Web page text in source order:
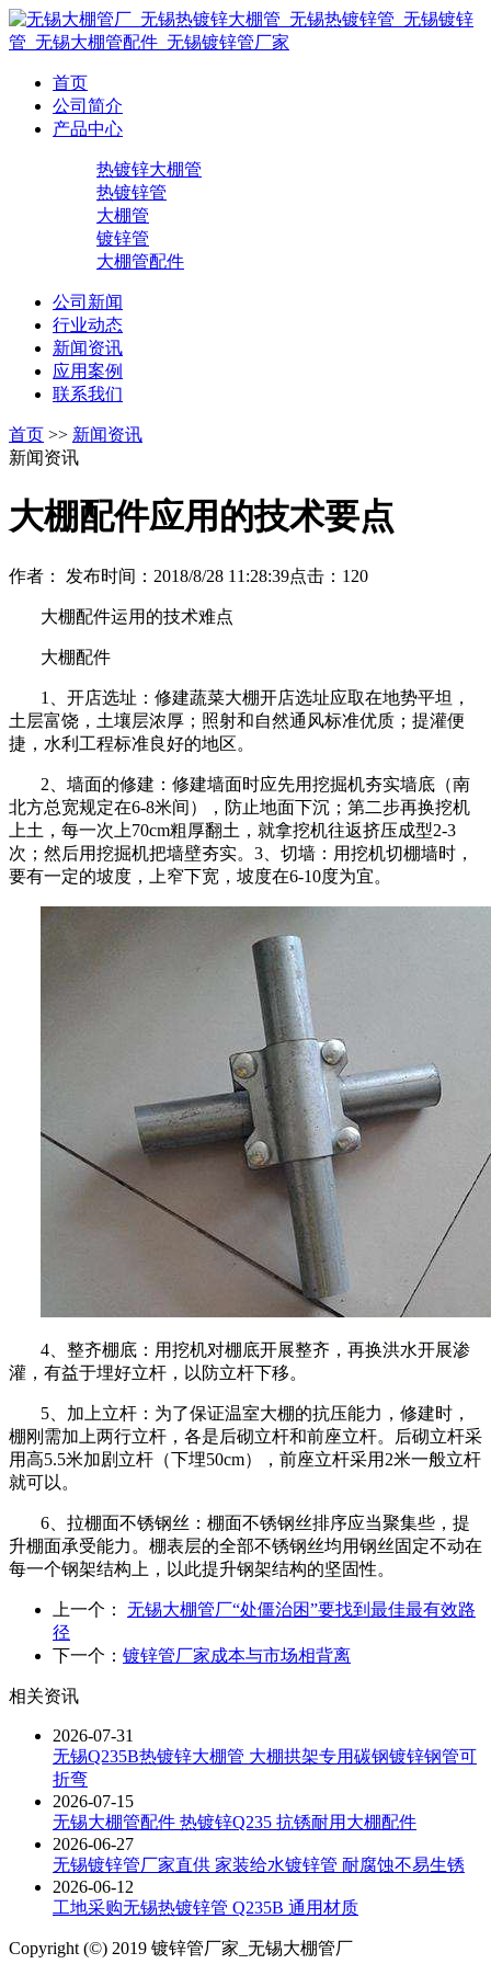
首页
公司简介
产品中心
热镀锌大棚管
热镀锌管
大棚管
镀锌管
大棚管配件
公司新闻
行业动态
新闻资讯
应用案例
联系我们
首页 >> 新闻资讯
新闻资讯
大棚配件应用的技术要点
作者： 发布时间：2018/8/28 11:28:39点击： 120
大棚配件运用的技术难点
大棚配件
1、开店选址：修建蔬菜大棚开店选址应取在地势平坦，
土层富饶，土壤层浓厚；照射和自然通风标准优质；提灌便
捷，水利工程标准良好的地区。
2、墙面的修建：修建墙面时应先用挖掘机夯实墙底（南
北方总宽规定在6-8米间），防止地面下沉；第二步再换挖机
上土，每一次上70cm粗厚翻土，就拿挖机往返挤压成型2-3
次；然后用挖掘机把墙壁夯实。3、切墙：用挖机切棚墙时，
要有一定的坡度，上窄下宽，坡度在6-10度为宜。
4、整齐棚底：用挖机对棚底开展整齐，再换洪水开展渗
灌，有益于埋好立杆，以防立杆下移。
5、加上立杆：为了保证温室大棚的抗压能力，修建时，
棚刚需加上两行立杆，各是后砌立杆和前座立杆。后砌立杆采
用高5.5米加剧立杆（下埋50cm），前座立杆采用2米一般立杆
就可以。
6、拉棚面不锈钢丝：棚面不锈钢丝排序应当聚集些，提
升棚面承受能力。棚表层的全部不锈钢丝均用钢丝固定不动在
每一个钢架结构上，以此提升钢架结构的坚固性。
上一个： 无锡大棚管厂“处僵治困”要找到最佳最有效路
径
下一个： 镀锌管厂家成本与市场相背离
相关资讯
2026-07-31
无锡Q235B热镀锌大棚管 大棚拱架专用碳钢镀锌钢管可
折弯
2026-07-15
无锡大棚管配件 热镀锌Q235 抗锈耐用大棚配件
2026-06-27
无锡镀锌管厂家直供 家装给水镀锌管 耐腐蚀不易生锈
2026-06-12
工地采购无锡热镀锌管 Q235B 通用材质
Copyright (©) 2019 镀锌管厂家_无锡大棚管厂